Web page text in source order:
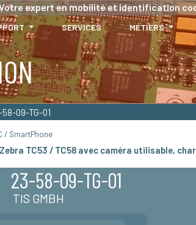
expert en mobilité et identification
SERVICES MÉTIERS
09-TG-01
/ SmartPhone
TC53 / TC58 avec caméra utilisable,
23-58-09-TG-01
TIS GMBH